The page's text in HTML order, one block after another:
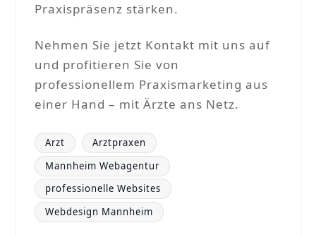
Praxispräsenz stärken.
Nehmen Sie jetzt Kontakt mit uns auf
und profitieren Sie von
professionellem Praxismarketing aus
einer Hand – mit Ärzte ans Netz.
Arzt
Arztpraxen
Mannheim Webagentur
professionelle Websites
Webdesign Mannheim